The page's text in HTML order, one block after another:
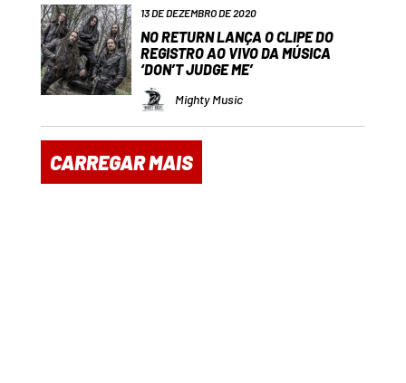
13 DE DEZEMBRO DE 2020
NO RETURN LANÇA O CLIPE DO
REGISTRO AO VIVO DA MÚSICA
‘DON’T JUDGE ME’
Mighty Music
CARREGAR MAIS